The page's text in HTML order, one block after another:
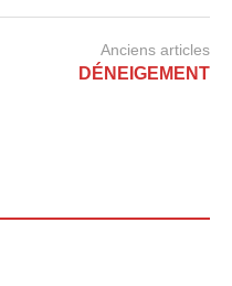
Anciens articles
DÉNEIGEMENT